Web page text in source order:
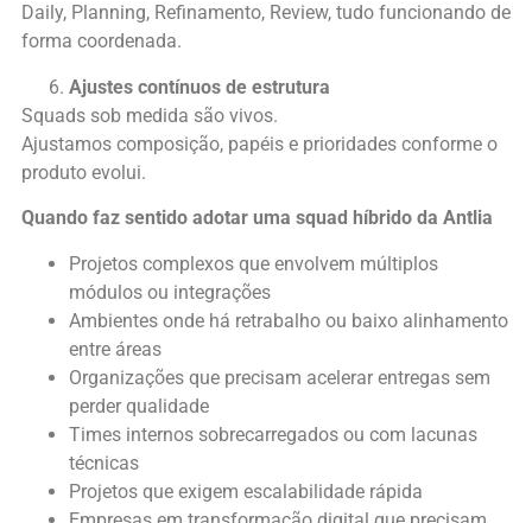
Daily, Planning, Refinamento, Review, tudo funcionando de
forma coordenada.
Ajustes contínuos de estrutura
Squads sob medida são vivos.
Ajustamos composição, papéis e prioridades conforme o
produto evolui.
Quando faz sentido adotar uma squad híbrido da Antlia
Projetos complexos que envolvem múltiplos
módulos ou integrações
Ambientes onde há retrabalho ou baixo alinhamento
entre áreas
Organizações que precisam acelerar entregas sem
perder qualidade
Times internos sobrecarregados ou com lacunas
técnicas
Projetos que exigem escalabilidade rápida